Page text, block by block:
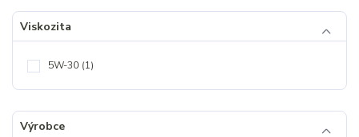
Viskozita
5W-30 (1)
Výrobce